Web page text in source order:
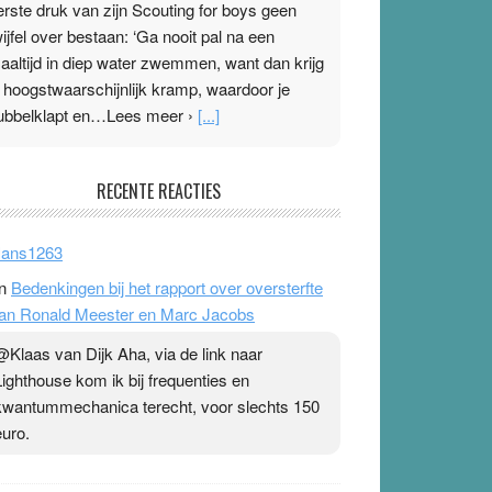
druk van zijn Scouting for boys geen
over bestaan: ‘Ga nooit pal na een
in diep water zwemmen, want dan krijg
kramp, waardoor je
en…Lees meer › [...]
Ward van Beek
Ze hopen ermee hun hartslag te
terwijl ze meer zuurstof opnemen.
heeft zo’n pleister geen effect. Maar het
Door…Lees meer Pleisterplakkers in de
›[...]
RECENTE REACTIES
Bedenkingen bij het rapport over oversterfte
Ronald Meester en Marc Jacobs
van Dijk Aha, via de link naar
kom ik bij frequenties en
terecht, voor slechts 150